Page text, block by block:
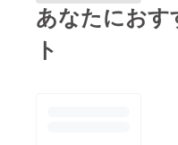
あなたにおす
ト